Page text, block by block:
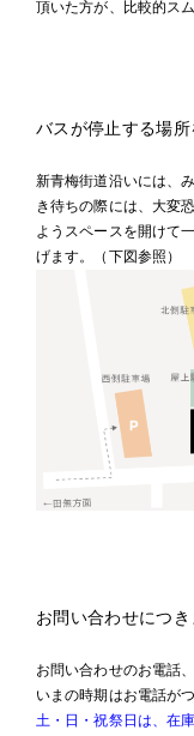
頂いた方が、比較的ス
バスが停止する場
新青梅街道沿いには、
き待ちの際には、大変
ようスペースを開けて
げます。（下図参照）
お問い合わせにつき
お問い合わせのお電話
いまの時期はお電話が
土・日・祝祭日は、在